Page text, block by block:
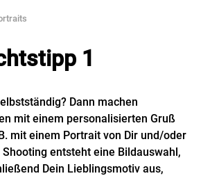
1
Dann machen
mit einem personalisierten Gruß
mit einem Portrait von Dir und/oder
entsteht eine Bildauswahl,
Dein Lieblingsmotiv aus,